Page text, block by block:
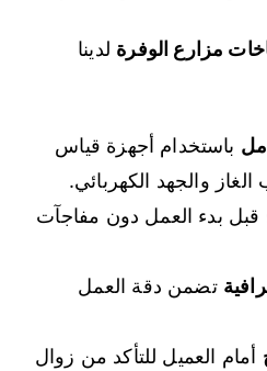
مزارع الوفرة لدينا
باستخدام أجهزة قياس
والجهد الكهربائي.
قبل بدء العمل دون مفاجآت
تضمن دقة العمل
أمام العميل للتأكد من زوال